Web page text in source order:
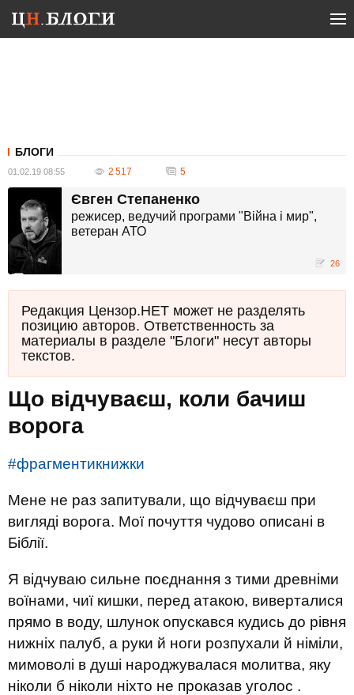
БЛОГИ
01.02.19 08:55 2 517 5
Євген Степаненко
режисер, ведучий програми "Війна і мир",
ветеран АТО
26
Редакция Цензор.НЕТ может не разделять
позицию авторов. Ответственность за
материалы в разделе "Блоги" несут авторы
текстов.
Що відчуваєш, коли бачиш
ворога
#фрагментикнижки
Мене не раз запитували, що відчуваєш при
вигляді ворога. Мої почуття чудово описані в
Біблії.
Я відчуваю сильне поєднання з тими древніми
воїнами, чиї кишки, перед атакою, виверталися
прямо в воду, шлунок опускався кудись до рівня
нижніх палуб, а руки й ноги розпухали й німіли,
мимоволі в душі народжувалася молитва, яку
ніколи б ніколи ніхто не проказав уголос .